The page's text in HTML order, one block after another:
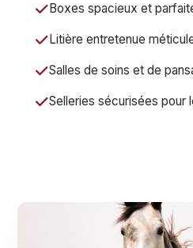
Boxes spacieux et
Litière entretenue
Salles de soins et de
Selleries sécurisées pour